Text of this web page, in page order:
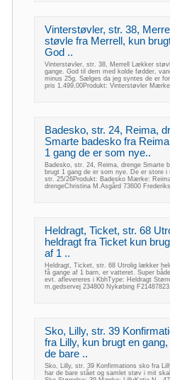
Vinterstøvler, str. 38,
støvle fra Merrell, kun
God ..
Vinterstøvler, str. 38, Merrell Lækker
gange. God til dem med kolde fødder,
minus 25g. Sælges da jeg syntes de er
pris 1.499,00Produkt: Vinterstøvler
Badesko, str. 24, Reima,
Smarte badesko fra
1 gang de er som nye..
Badesko, str. 24, Reima, drenge Smarte
brugt 1 gang de er som nye. De er store i
str. 25/26Produkt: Badesko Mærke:
drengeChristina M.Asgård 73600
Heldragt, Ticket, str. 68
heldragt fra Ticket kun
af 1 ..
Heldragt, Ticket, str. 68 Utrolig lækker
få gange af 1 barn, er vatteret. Super
evt. aflevereres i KbhType: Heldragt
m.gedservej 234800 Nykøbing
Sko, Lilly, str. 39
fra Lilly, kun brugt en
de bare ..
Sko, Lilly, str. 39 Konfirmations sko fra
har de bare stået og samlet støv i mit